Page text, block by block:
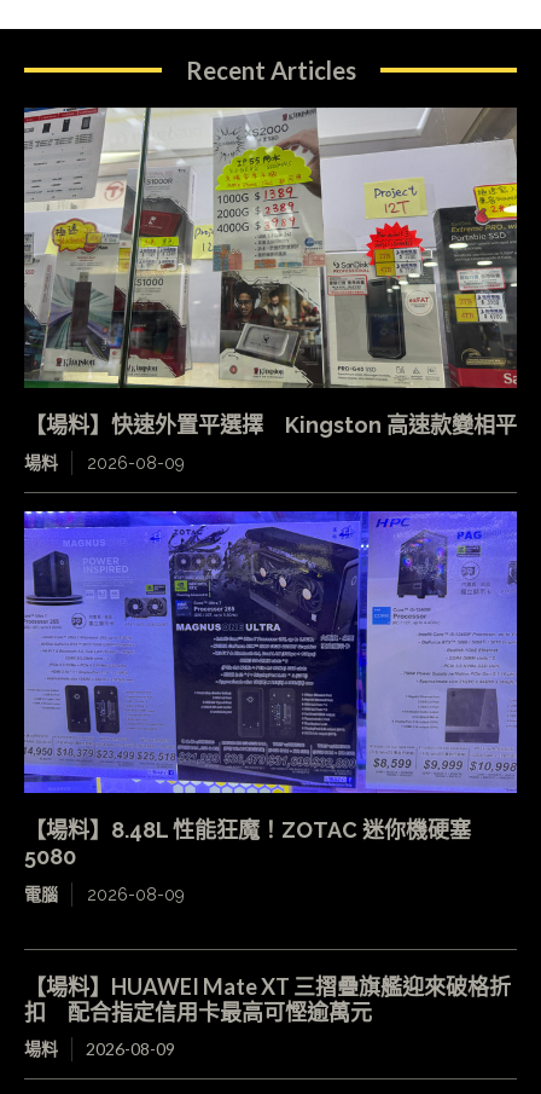
Recent Articles
【場料】快速外置平選擇 Kingston 高速款變相平
場料 2026-08-09
【場料】8.48L 性能狂魔！ZOTAC 迷你機硬塞
5080
電腦 2026-08-09
【場料】HUAWEI Mate XT 三摺疊旗艦迎來破格折
扣 配合指定信用卡最高可慳逾萬元
場料 2026-08-09